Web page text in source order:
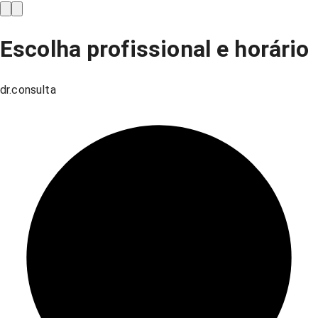
Escolha profissional e horário
dr.consulta